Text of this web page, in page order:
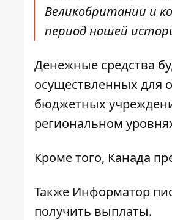
Великобритании и
период нашей
Денежные средства
осуществленных для
бюджетных
региональном
Кроме того, Канада
Также Информатор
получить выплаты.